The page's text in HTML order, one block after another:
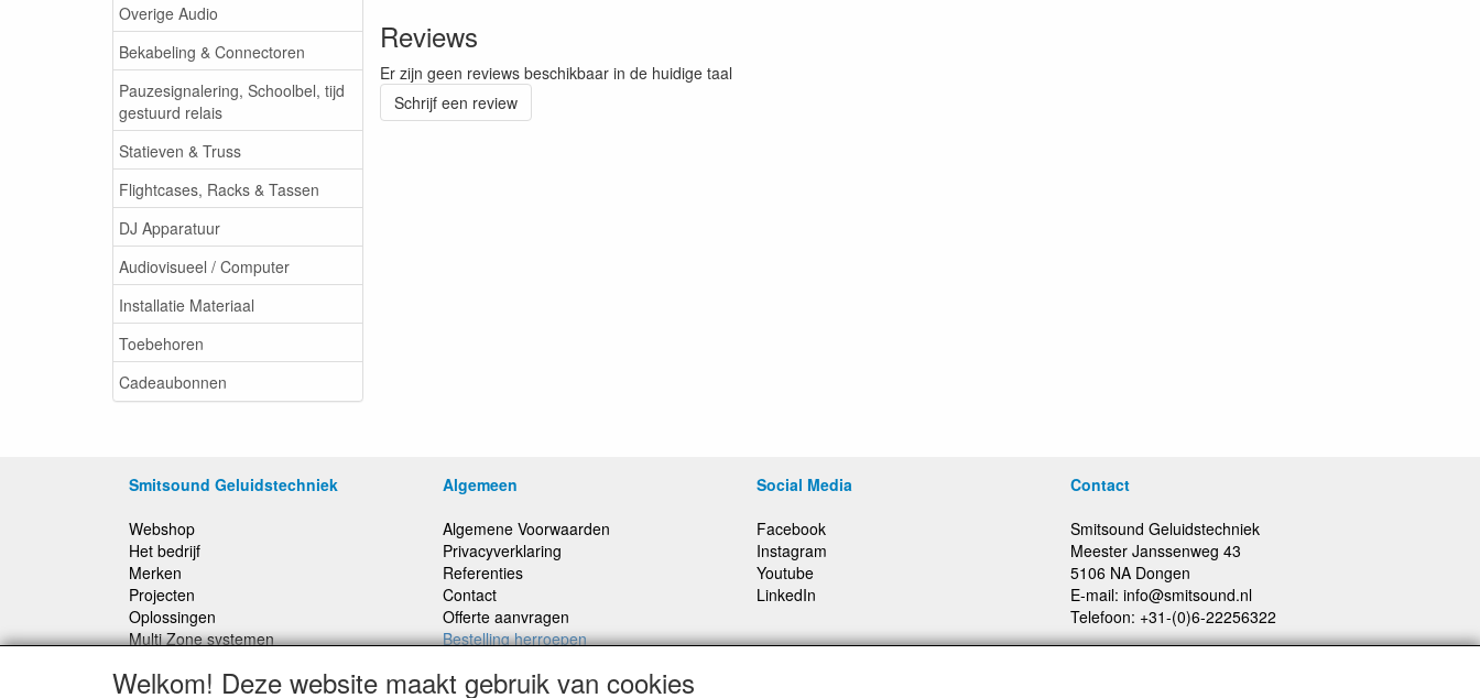
Overige Audio
Bekabeling & Connectoren
Pauzesignalering, Schoolbel, tijd
gestuurd relais
Statieven & Truss
Flightcases, Racks & Tassen
DJ Apparatuur
Audiovisueel / Computer
Installatie Materiaal
Toebehoren
Cadeaubonnen
Reviews
Er zijn geen reviews beschikbaar in de huidige taal
Schrijf een review
Smitsound Geluidstechniek
Webshop
Het bedrijf
Merken
Projecten
Oplossingen
Multi Zone systemen
Onderhoud en Reparaties
Algemeen
Algemene Voorwaarden
Privacyverklaring
Referenties
Contact
Offerte aanvragen
Bestelling herroepen
Social Media
Facebook
Instagram
Youtube
LinkedIn
Contact
Smitsound Geluidstechniek
Meester Janssenweg 43
5106 NA Dongen
E-mail: info@smitsound.nl
Telefoon: +31-(0)6-22256322
Welkom! Deze website maakt gebruik van cookies